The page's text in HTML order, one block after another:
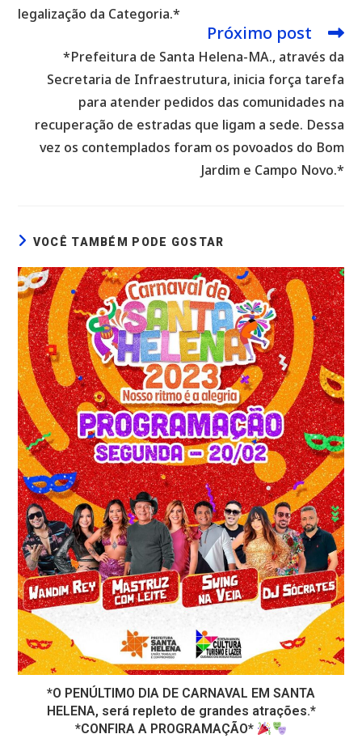
legalização da Categoria.*
Próximo post
*Prefeitura de Santa Helena-MA., através da
Secretaria de Infraestrutura, inicia força tarefa
para atender pedidos das comunidades na
recuperação de estradas que ligam a sede. Dessa
vez os contemplados foram os povoados do Bom
Jardim e Campo Novo.*
VOCÊ TAMBÉM PODE GOSTAR
*O PENÚLTIMO DIA DE CARNAVAL EM SANTA
HELENA, será repleto de grandes atrações.*
*CONFIRA A PROGRAMAÇÃO*